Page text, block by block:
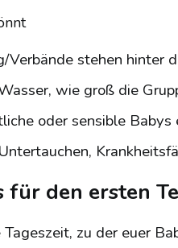
Verbände stehen hinter
wie groß die
oder sensible Babys
für den ersten
zu der euer